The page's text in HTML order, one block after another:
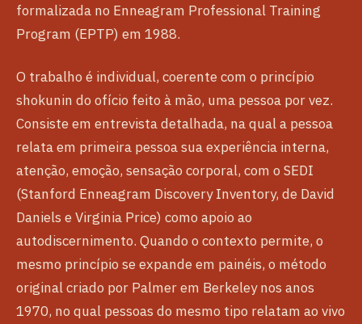
formalizada no Enneagram Professional Training
Program (EPTP) em 1988.
O trabalho é individual, coerente com o princípio
shokunin do ofício feito à mão, uma pessoa por vez.
Consiste em entrevista detalhada, na qual a pessoa
relata em primeira pessoa sua experiência interna,
atenção, emoção, sensação corporal, com o SEDI
(Stanford Enneagram Discovery Inventory, de David
Daniels e Virginia Price) como apoio ao
autodiscernimento. Quando o contexto permite, o
mesmo princípio se expande em painéis, o método
original criado por Palmer em Berkeley nos anos
1970, no qual pessoas do mesmo tipo relatam ao vivo